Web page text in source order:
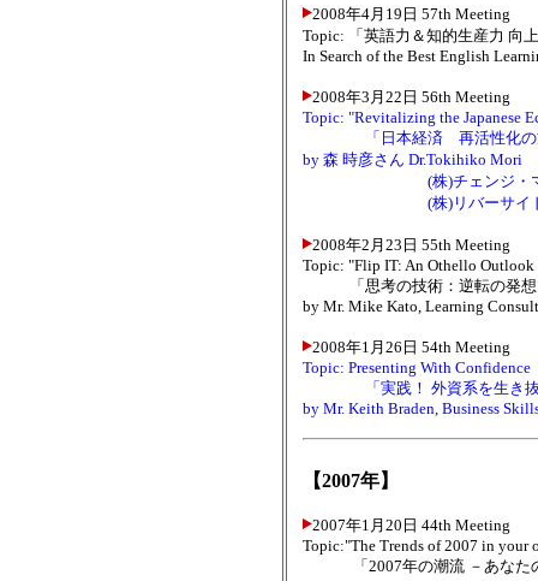
2008年4月19日 57th Meeting
Topic: 「英語力＆知的生産力 向
In Search of the Best English
2008年3月22日 56th Meeting
Topic: "Revitalizing the Japanese
「日本経済 再活性化の方
by 森 時彦さん Dr.Tokihiko Mori
(株)チェンジ・マネジメ
(株)リバーサイド・パ
2008年2月23日 55th Meeting
Topic: "Flip IT: An Othello
「思考の技術：逆転の発想
by Mr. Mike Kato, Learning
2008年1月26日 54th Meeting
Topic: Presenting With Confidence
「実践！ 外資系を生き抜
by Mr. Keith Braden, Business
【2007年】
2007年1月20日 44th Meeting
Topic:"The Trends of 2007 in your
「2007年の潮流 －あなたの